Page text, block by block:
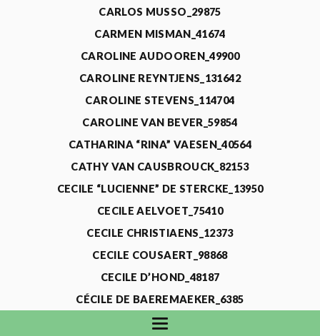
CARLOS MUSSO_29875
CARMEN MISMAN_41674
CAROLINE AUDOOREN_49900
CAROLINE REYNTJENS_131642
CAROLINE STEVENS_114704
CAROLINE VAN BEVER_59854
CATHARINA “RINA” VAESEN_40564
CATHY VAN CAUSBROUCK_82153
CECILE “LUCIENNE” DE STERCKE_13950
CECILE AELVOET_75410
CECILE CHRISTIAENS_12373
CECILE COUSAERT_98868
CECILE D’HOND_48187
CÉCILE DE BAEREMAEKER_6385
CECILE DE WAELE_4731